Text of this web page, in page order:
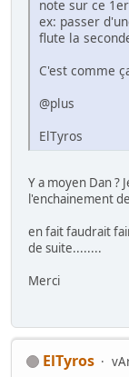
note sur ce
ex: passer
flute la
C'est comme
@plus
ElTyros
Y a moyen Dan ?
l'enchainement
en fait faudrait
de suite........
Merci
ElTyros